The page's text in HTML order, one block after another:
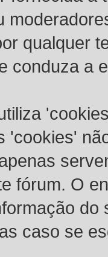
qualquer
conduza a
'cookies'
fórum. O
caso se